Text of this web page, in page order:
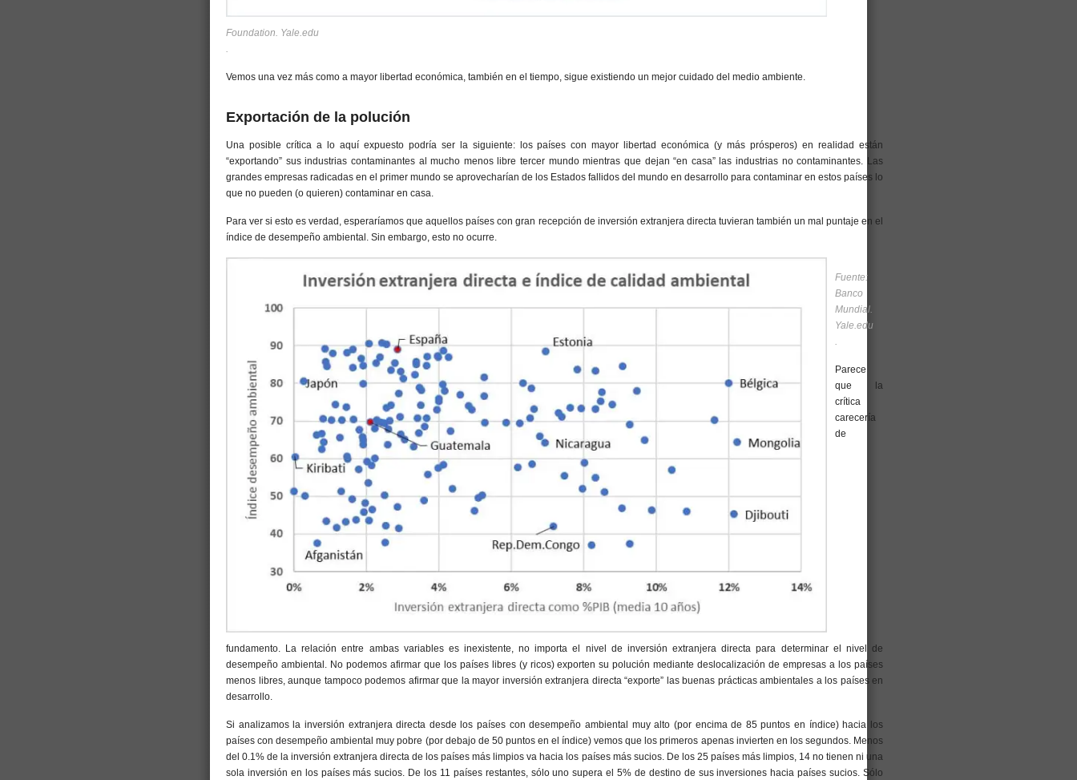
Foundation. Yale.edu
.
Vemos una vez más como a mayor libertad económica, también en el tiempo, sigue existiendo un mejor cuidado del medio ambiente.
Exportación de la polución
Una posible crítica a lo aquí expuesto podría ser la siguiente: los países con mayor libertad económica (y más prósperos) en realidad están
“exportando” sus industrias contaminantes al mucho menos libre tercer mundo mientras que dejan “en casa” las industrias no contaminantes. Las
grandes empresas radicadas en el primer mundo se aprovecharían de los Estados fallidos del mundo en desarrollo para contaminar en estos países lo
que no pueden (o quieren) contaminar en casa.
Para ver si esto es verdad, esperaríamos que aquellos países con gran recepción de inversión extranjera directa tuvieran también un mal puntaje en el
índice de desempeño ambiental. Sin embargo, esto no ocurre.
Fuente:
Banco
Mundial.
Yale.edu
Parece
que la
crítica
carecería
de
fundamento. La relación entre ambas variables es inexistente, no importa el nivel de inversión extranjera directa para determinar el nivel de
desempeño ambiental. No podemos afirmar que los países libres (y ricos) exporten su polución mediante deslocalización de empresas a los países
menos libres, aunque tampoco podemos afirmar que la mayor inversión extranjera directa “exporte” las buenas prácticas ambientales a los países en
desarrollo.
Si analizamos la inversión extranjera directa desde los países con desempeño ambiental muy alto (por encima de 85 puntos en índice) hacia los
países con desempeño ambiental muy pobre (por debajo de 50 puntos en el índice) vemos que los primeros apenas invierten en los segundos. Menos
del 0.1% de la inversión extranjera directa de los países más limpios va hacia los países más sucios. De los 25 países más limpios, 14 no tienen ni una
sola inversión en los países más sucios. De los 11 países restantes, sólo uno supera el 5% de destino de sus inversiones hacia países sucios. Sólo